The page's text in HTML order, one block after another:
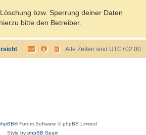
bzw. Sperrung deiner Daten
bitte den Betreiber.
Alle Zeiten sind UTC+02:00
® Forum Software © phpBB Limited
Style by phpBB Spain